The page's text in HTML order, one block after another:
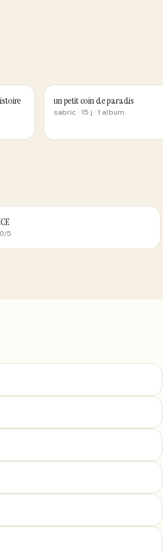
un petit coin de paradis
sabric · 15 j · 1 album
5